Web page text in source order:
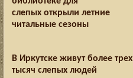
слепых открыли летние
читальные сезоны
В Иркутске живут более трех
тысяч слепых людей